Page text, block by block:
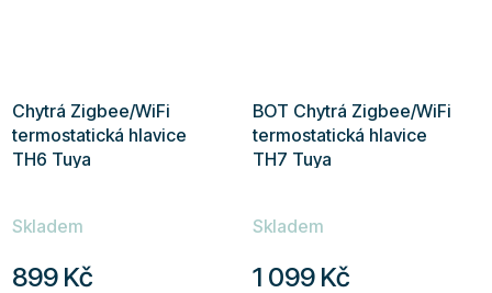
Chytrá Zigbee/WiFi
termostatická hlavice
TH6 Tuya
Skladem
899 Kč
BOT Chytrá Zigbee/WiFi
termostatická hlavice
TH7 Tuya
Skladem
1 099 Kč